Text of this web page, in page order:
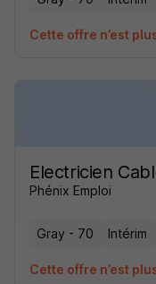
Cette offre n’est
Electricien
Phénix Emploi
Gray - 70 Intérim
Cette offre n’est